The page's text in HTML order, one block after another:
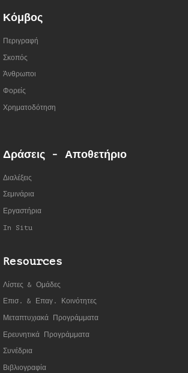
Κόμβος
Περιγραφή
Σκοπός
Άνθρωποι
Φορείς
Χρηματοδότηση
Δράσεις - Αποθετήριο
Διαλέξεις
Σεμινάρια
Εργαστήρια
In Situ
Resources
Λίστες & Ομάδες
Επισ. & Επαγ. Κοινότητες
Μεταπτυχιακά Προγράμματα
Ερευνητικά Προγράμματα
Συνέδρια
Βιβλιογραφία